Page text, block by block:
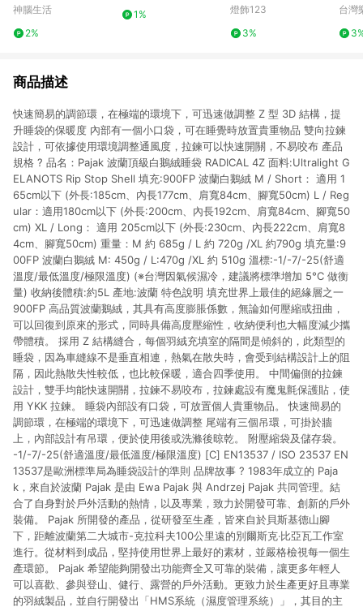
神腦生活
2%
1%
燈飾123
3%
綠
台灣
商品描述
快速簡易的調節環，在極端的環境下，可迅速做調整 Z 型 3D 結構，提
升睡袋的保暖度 內部有一個小口袋，可在睡覺時放置貴重物品 雙向拉鍊
設計，可依據使用環境調整通風度，拉鍊可以快速開關，不易咬布 產品
規格 ? 品名：Pajak 波蘭頂級白鵝絨睡袋 RADICAL 4Z 面料:Ultralight G
ELANOTS Rip Stop Shell 填充:900FP 波蘭白鵝絨 M / Short： 適用 1
65cm以下 (外長:185cm、內長177cm、肩寬84cm、腳寬50cm) L / Reg
ular：適用180cm以下 (外長:200cm、內長192cm、肩寬84cm、腳寬50
cm) XL / Long： 適用 205cm以下 (外長:230cm、內長222cm、肩寬8
4cm、腳寬50cm) 重量：M 約 685g / L 約 720g /XL 約790g 填充量:9
00FP 波蘭白鵝絨 M: 450g / L:470g /XL 約 510g 溫標:-1/-7/-25(舒適
溫度/最低溫度/極限溫度) (※台灣因氣候濕冷，建議將標準增加 5°C 做衡
量) 收納後體積:約5L 產地:波蘭 特色說明 填充世界上最佳的絕緣層之一
900FP 高品質波蘭鵝絨，其具有高度膨脹係數，無論如何壓縮或扭曲，
可以回復到原來的形式，同時具備高度壓縮性，收納便利也大幅度減少攜
帶體積。 採用 Z 結構縫合，每個羽絨充填室的隔間是傾斜的，此類型的
睡袋，因為車縫線不是垂直相連，熱氣在散失時，會受到結構設計上的阻
隔，因此熱散失性較低，也比較保暖，適合四季使用。 中間偏側的拉鍊
設計，雙手均能快速開關，拉鍊不易咬布，拉鍊處設有魔鬼氈保護貼，使
用 YKK 拉鍊。 睡袋內部設有口袋，可放置個人貴重物品。 快速簡易的
調節環，在極端的環境下，可迅速做調整 尾端有三個吊環，可掛於牆
上，內部設計有吊環，便於使用後或洗滌後晾乾。 附壓縮袋及儲存袋。
-1/-7/-25(舒適溫度/最低溫度/極限溫度) [C] EN13537 / ISO 23537 EN
13537是歐洲標準局為睡袋設計的準則 品牌故事 ? 1983年成立的 Paja
k，來自於波蘭 Pajak 是由 Ewa Pajak 與 Andrzej Pajak 共同管理。結
合了自身對於戶外活動的熱情，以及專業，致力於開發可靠、創新的戶外
裝備。 Pajak 所開發的產品，從研發至生產，皆來自於貝斯基德山腳
下，距離波蘭第二大城市-克拉科夫100公里遠的別爾斯克‧比亞瓦工作室
進行。從材料到成品，堅持使用世界上最好的素材，並嚴格檢視每一個生
產環節。 Pajak 希望能夠開發出功能齊全又可靠的裝備，讓更多年輕人
可以喜歡、參與登山、健行、露營的戶外活動。更致力於生產更好且專業
的羽絨製品，並自行開發出「HMS系統（濕度管理系統）」，其目的主